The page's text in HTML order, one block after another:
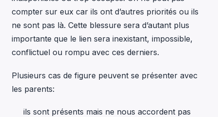
compter sur eux car ils ont d’autres priorités ou ils
ne sont pas là. Cette blessure sera d’autant plus
importante que le lien sera inexistant, impossible,
conflictuel ou rompu avec ces derniers.
Plusieurs cas de figure peuvent se présenter avec
les parents:
ils sont présents mais ne nous accordent pas